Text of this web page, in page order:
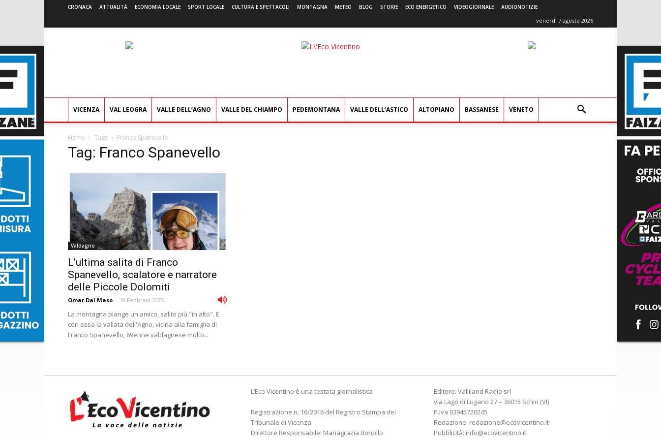
CRONACA ATTUALITÀ ECONOMIA LOCALE SPORT LOCALE CULTURA E SPETTACOLI MONTAGNA METEO BLOG STORIE ECO ENERGETICO VIDEOGIORNALE AUDIONOTIZIE
venerdì 7 agosto 2026
L'Eco
VICENZA VAL LEOGRA VALLE DELL’AGNO VALLE DEL CHIAMPO PEDEMONTANA VALLE DELL’ASTICO ALTOPIANO BASSANESE VENETO
Home Tags Franco Spanevello
Tag: Franco Spanevello
Valdagno
L’ultima salita di Franco
Spanevello, scalatore e narratore
delle Piccole Dolomiti
Omar Dal Maso - 10 Febbraio 2025
La montagna piange un amico, salito più "in alto". E
con essa la vallata dell'Agno, vicina alla famiglia di
Franco Spanevello, 69enne valdagnese molto...
L’Eco Vicentino è una testata giornalistica
Registrazione n. 16/2016 del Registro Stampa del
Tribunale di Vicenza
Direttore Responsabile: Mariagrazia Bonollo
Editore: Valliland Radio srl
via Lago di Lugano 27 – 36015 Schio (VI)
P.Iva 03945720245
Redazione: redazione@ecovicentino.it
Pubblicità: info@ecovicentino.it